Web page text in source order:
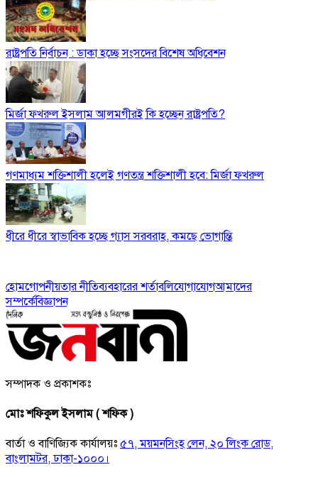
রাষ্ট্রপতি নির্বাচন : ডাকা হচ্ছে সংসদের বিশেষ অধিবেশন
মির্জা ফখরুল ইসলাম আলমগীরই কি হচ্ছেন রাষ্ট্রপতি?
গণমাধ্যম শক্তিশালী হলেই গণতন্ত্র শক্তিশালী হবে: মির্জা ফখরুল
ধীরে ধীরে স্বাভাবিক হচ্ছে গ্যাস সরবরাহ, কমছে ভোগান্তি
হোমগোপনীয়তার নীতিব্যবহারের শর্তাবলিযোগাযোগআমাদের
সম্পর্কেবিজ্ঞাপন
সম্পাদক ও প্রকাশকঃ
মোঃ শফিকুল ইসলাম ( শফিক )
বার্তা ও বাণিজ্যিক কার্যালয়ঃ ৫৭, ময়মনসিংহ লেন, ২০ লিংক রোড,
বাংলামটর, ঢাকা-১০০০।